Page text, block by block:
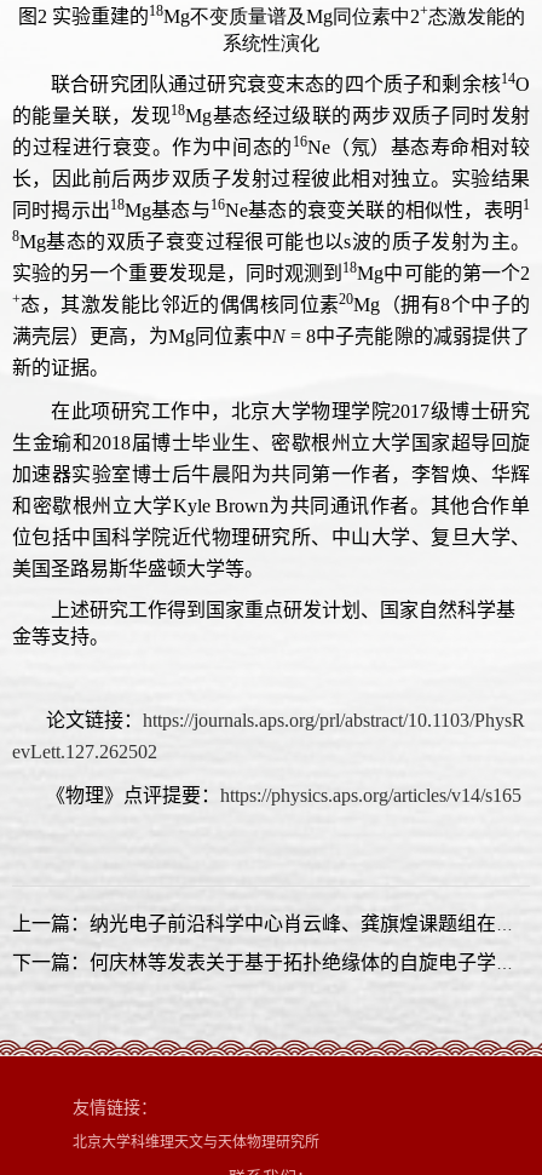
图2 实验重建的18Mg不变质量谱及Mg同位素中2+态激发能的
系统性演化
联合研究团队通过研究衰变末态的四个质子和剩余核14O
的能量关联，发现18Mg基态经过级联的两步双质子同时发射
的过程进行衰变。作为中间态的 16Ne（氖）基态寿命相对较
长，因此前后两步双质子发射过程彼此相对独立。实验结果
同时揭示出18Mg基态与16Ne基态的衰变关联的相似性，表明 1
8Mg基态的双质子衰变过程很可能也以s波的质子发射为主。
实验的另一个重要发现是，同时观测到 18Mg中可能的第一个2
+态，其激发能比邻近的偶偶核同位素20Mg（拥有8个中子的
满壳层）更高，为Mg同位素中N= 8中子壳能隙的减弱提供了
新的证据。
在此项研究工作中，北京大学物理学院2017级博士研究
生金瑜和2018届博士毕业生、密歇根州立大学国家超导回旋
加速器实验室博士后牛晨阳为共同第一作者，李智焕、华辉
和密歇根州立大学Kyle Brown为共同通讯作者。其他合作单
位包括中国科学院近代物理研究所、中山大学、复旦大学、
美国圣路易斯华盛顿大学等。
上述研究工作得到国家重点研发计划、国家自然科学基
金等支持。
论文链接： https://journals.aps.org/prl/abstract/10.1103/PhysR
evLett.127.262502
《物理》点评提要： https://physics.aps.org/articles/v14/s165
友情链接：
北京大学科维理天文与天体物理研究所